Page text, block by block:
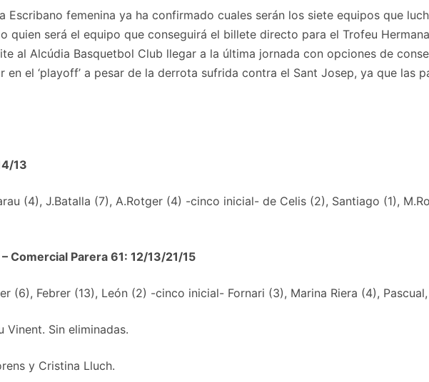
Escribano femenina ya ha confirmado cuales serán los siete equipos que
quien será el equipo que conseguirá el billete directo para el Trofeu
al Alcúdia Basquetbol Club llegar a la última jornada con opciones de
en el ‘playoff’ a pesar de la derrota sufrida contra el Sant Josep, ya que las
13
(4), J.Batalla (7), A.Rotger (4) -cinco inicial- de Celis (2), Santiago (1),
Comercial Parera 61: 12/13/21/15
(6), Febrer (13), León (2) -cinco inicial- Fornari (3), Marina Riera (4),
Vinent. Sin eliminadas.
y Cristina Lluch.